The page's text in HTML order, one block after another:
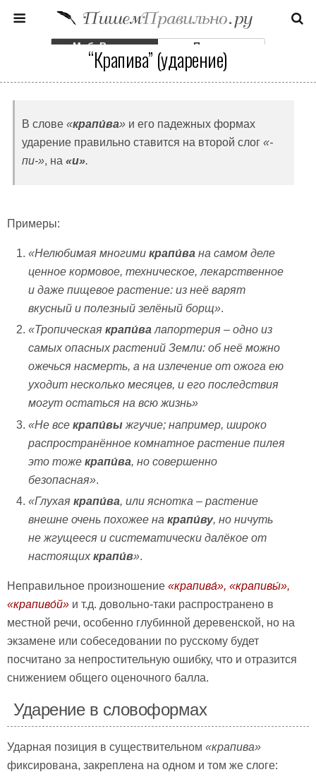
Моб. Версия Полная
“Крапива” (ударение)
В слове «крапи́ва» и его падежных формах
ударение правильно ставится на второй слог «-
пи-», на «и».
Примеры:
«Нелюбимая многимикрапи́ва на самом деле
ценное кормовое, техническое, лекарственное
и даже пищевое растение: из неё варят
вкусный и полезный зелёный борщ».
«Тропическаякрапи́ва лапортерия – одно из
самых опасных растений Земли: об неё можно
ожечься насмерть, а на излечение от ожога ею
уходит несколько месяцев, и его последствия
могут остаться на всю жизнь»
«Не всекрапи́вы жгучие; например, широко
распространённое комнатное растение пилея
это тожекрапи́ва, но совершенно
безопасная».
«Глухаякрапи́ва, или яснотка – растение
внешне очень похожее накрапи́ву, но ничуть
не жгущееся и систематически далёкое от
настоящихкрапи́в».
Неправильное произношение «крапива́», «крапивы́»,
«крапиво́й» и т.д. довольно-таки распространено в
местной речи, особенно глубинной деревенской, но на
экзамене или собеседовании по русскому будет
посчитано за непростительную ошибку, что и отразится
снижением общего оценочного балла.
Ударение в словоформах
Ударная позиция в существительном «крапива»
фиксирована, закреплена на одном и том же слоге: